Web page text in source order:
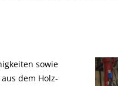
sowie
dem Holz-